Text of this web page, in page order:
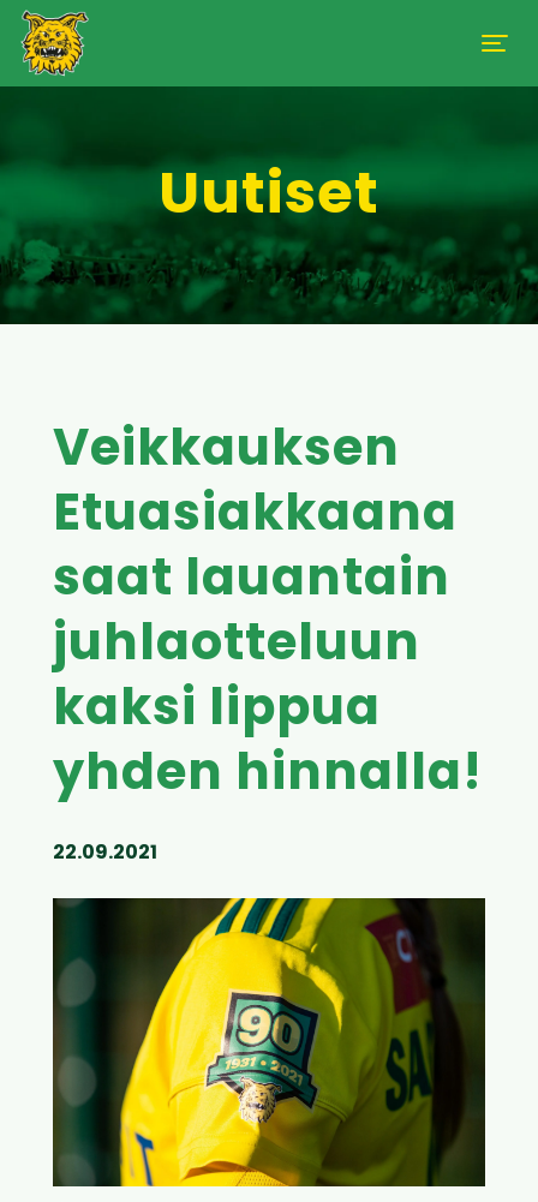
Uutiset
Veikkauksen
Etuasiakkaana
saat lauantain
juhlaotteluun
kaksi lippua
yhden hinnalla!
22.09.2021